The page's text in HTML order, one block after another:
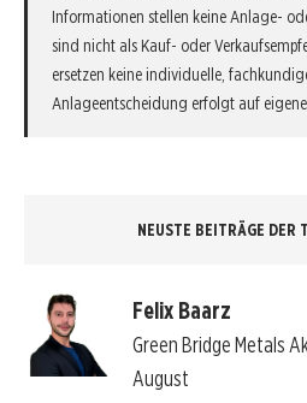
Informationen stellen keine Anlage-
sind nicht als Kauf- oder
ersetzen keine individuelle,
Anlageentscheidung erfolgt auf
NEUSTE BEITRÄGE DER
Felix Baarz
Green Bridge Metals
August